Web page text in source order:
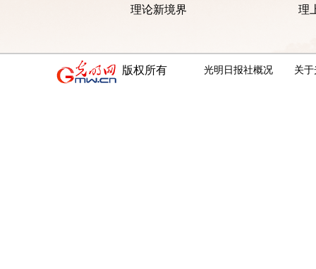
理论新境界 理
版权所有 光明日报社概况 关